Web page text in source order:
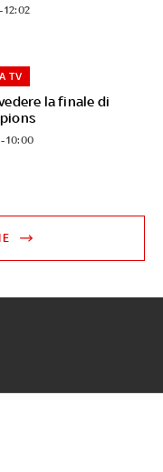
12:02
la finale di
TV
10:00